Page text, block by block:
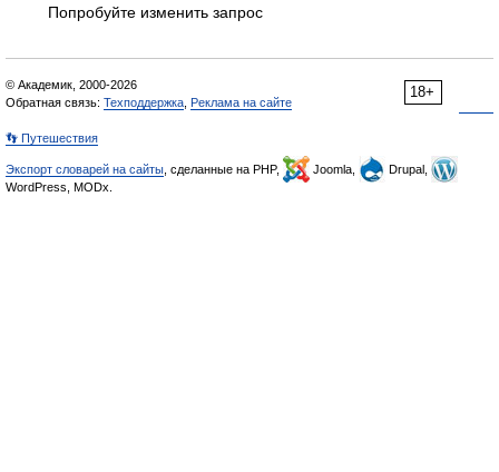
Попробуйте изменить запрос
18+
© Академик, 2000-2026
Обратная связь: Техподдержка Реклама на сайте
👣 Путешествия
Экспорт словарей на сайты , сделанные на PHP, Joomla,
Drupal,
WordPress, MODx.